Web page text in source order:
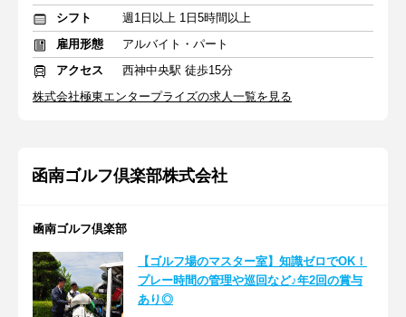
シフト
週1日以上 1日5時間以上
雇用形態
アルバイト・パート
アクセス
西神中央駅 徒歩15分
株式会社極東エンタープライズの求人一覧を見る
函南ゴルフ倶楽部株式会社
凾南ゴルフ倶楽部
【ゴルフ場のマスター室】知識ゼロでOK！
プレー時間の管理や巡回など♪年2回の賞与
あり◎